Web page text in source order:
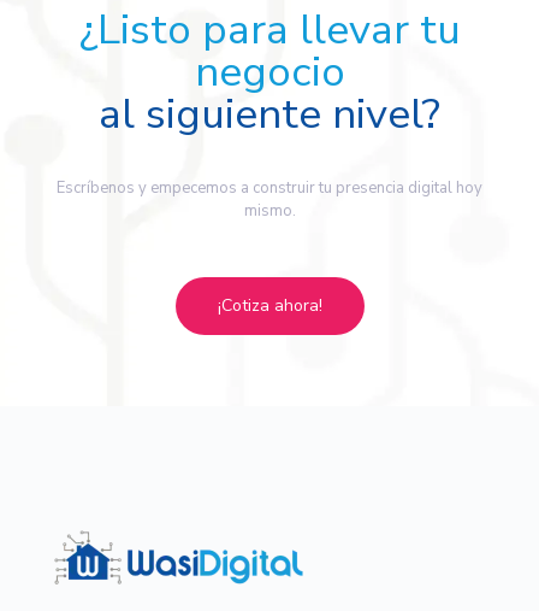
¿Listo para llevar tu
negocio
al siguiente nivel?
Escríbenos y empecemos a construir tu presencia digital hoy
mismo.
¡Cotiza ahora!